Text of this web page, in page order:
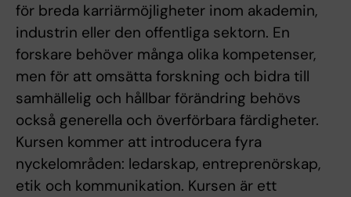
för breda karriärmöjligheter inom akademin,
industrin eller den offentliga sektorn. En
forskare behöver många olika kompetenser,
men för att omsätta forskning och bidra till
samhällelig och hållbar förändring behövs
också generella och överförbara färdigheter.
Kursen kommer att introducera fyra
nyckelområden: ledarskap, entreprenörskap,
etik och kommunikation. Kursen är ett